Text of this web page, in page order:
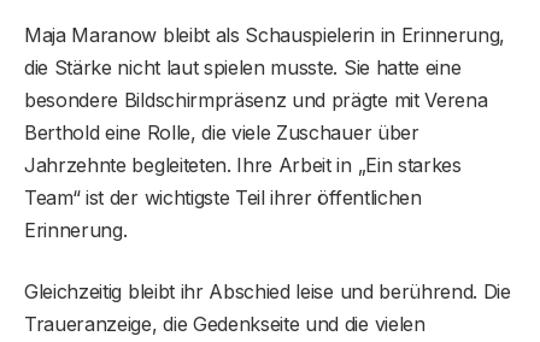
Maja Maranow bleibt als Schauspielerin in Erinnerung,
die Stärke nicht laut spielen musste. Sie hatte eine
besondere Bildschirmpräsenz und prägte mit Verena
Berthold eine Rolle, die viele Zuschauer über
Jahrzehnte begleiteten. Ihre Arbeit in „Ein starkes
Team“ ist der wichtigste Teil ihrer öffentlichen
Erinnerung.
Gleichzeitig bleibt ihr Abschied leise und berührend. Die
Traueranzeige, die Gedenkseite und die vielen